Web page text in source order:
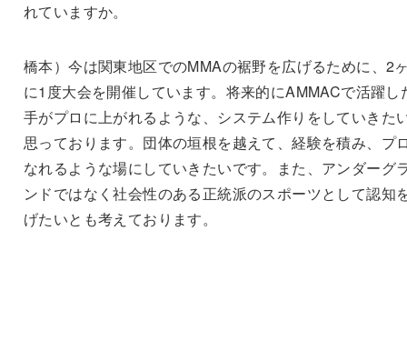
れていますか。
橋本）今は関東地区でのMMAの裾野を広げるために、2
に1度大会を開催しています。将来的にAMMACで活躍し
手がプロに上がれるような、システム作りをしていきた
思っております。団体の垣根を越えて、経験を積み、プ
なれるような場にしていきたいです。また、アンダーグ
ンドではなく社会性のある正統派のスポーツとして認知
げたいとも考えております。